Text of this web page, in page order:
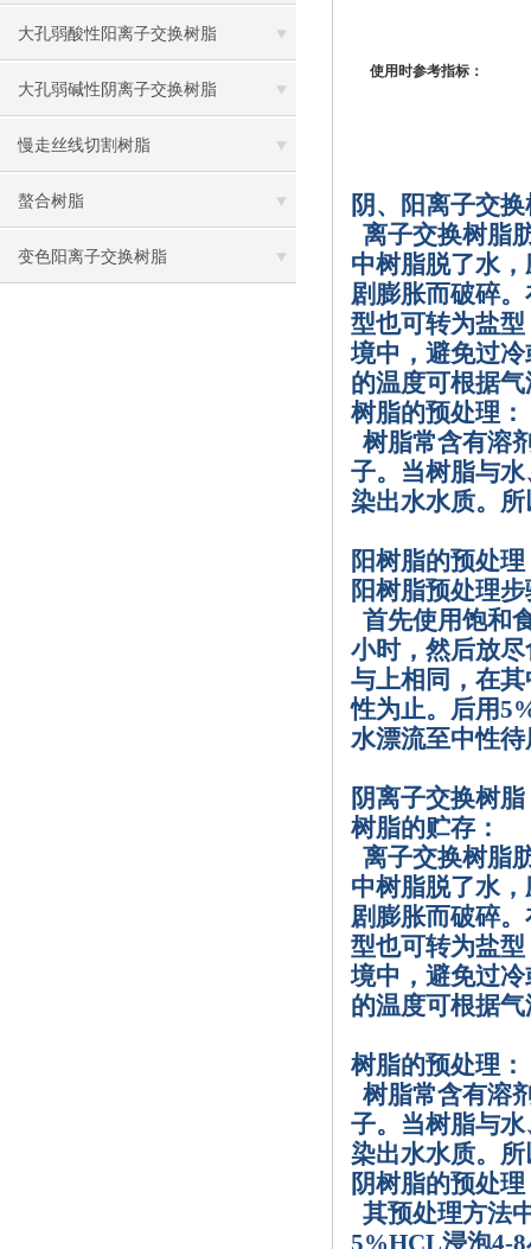
大孔弱酸性阳离子交换树脂
大孔弱碱性阴离子交换树脂
慢走丝线切割树脂
螯合树脂
变色阳离子交换树脂
使用时参考指标：
阴、阳离子交
离子交换树脂
中树脂脱了水
剧膨胀而破碎
型也可转为盐
境中，避免过
的温度可根据
树脂的预处理：
树脂常含有溶
子。当树脂与
染出水水质。
阳树脂的预处理
阳树脂预处理
首先使用饱和
小时，然后放
与上相同，在
性为止。后用
水漂流至中性待
阴离子交换树脂
树脂的贮存：
离子交换树脂
中树脂脱了水
剧膨胀而破碎
型也可转为盐
境中，避免过
的温度可根据
树脂的预处理：
树脂常含有溶
子。当树脂与
染出水水质。
阴树脂的预处理
其预处理方法
5%HCL浸泡4-8